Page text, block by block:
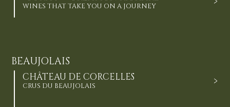
WINES THAT TAKE YOU ON A JOURNEY
BEAUJOLAIS
CHÂTEAU DE CORCELLES
CRUS DU BEAUJOLAIS